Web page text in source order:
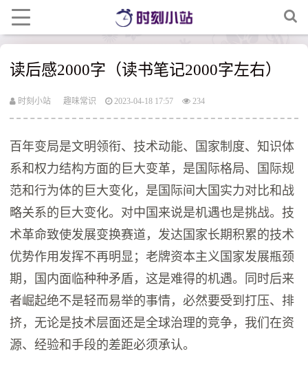
读后感2000字（读书笔记2000字左右）
时刻小站 趣味常识 2023-04-18 17:57 234
百年变局是文明领衔、技术动能、国家制度、知识体
系和权力结构方面的巨大变革，是国际格局、国际规
范和行为体的巨大变化，是国际间大国实力对比和战
略关系的巨大变化。对中国来说是机遇也是挑战。技
术革命致使发展变换赛道，发达国家长期积累的技术
优势作用发挥不再明显；老牌资本主义国家发展瓶颈
期，国内面临种种矛盾，这是难得的机遇。同时后来
者崛起绝不是轻而易举的事情，必然要受到打压、排
挤，无论是技术层面还是全球治理的竞争，我们在资
源、经验和手段的差距必须承认。